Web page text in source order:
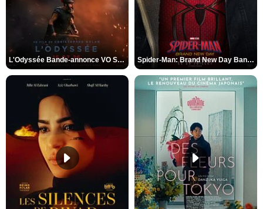
L'Odyssée Bande-annonce VO STFR Spider-Man: Brand New Day Bande-annonce VO STFR